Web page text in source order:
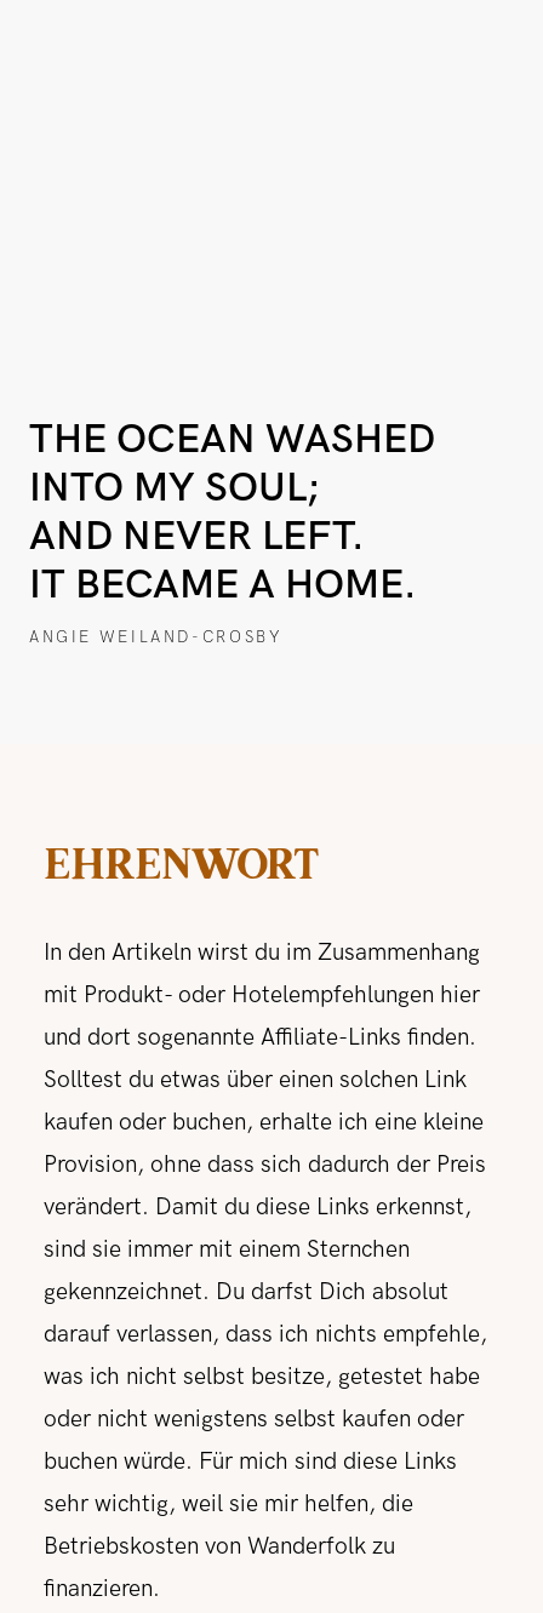
THE OCEAN WASHED
INTO MY SOUL;
AND NEVER LEFT.
IT BECAME A HOME.
ANGIE WEILAND-CROSBY
In den Artikeln wirst du im Zusammenhang
mit Produkt- oder Hotelempfehlungen hier
und dort sogenannte Affiliate-Links finden.
Solltest du etwas über einen solchen Link
kaufen oder buchen, erhalte ich eine kleine
Provision, ohne dass sich dadurch der Preis
verändert. Damit du diese Links erkennst,
sind sie immer mit einem Sternchen
gekennzeichnet. Du darfst Dich absolut
darauf verlassen, dass ich nichts empfehle,
was ich nicht selbst besitze, getestet habe
oder nicht wenigstens selbst kaufen oder
buchen würde. Für mich sind diese Links
sehr wichtig, weil sie mir helfen, die
Betriebskosten von Wanderfolk zu
finanzieren.
EHRENWORT